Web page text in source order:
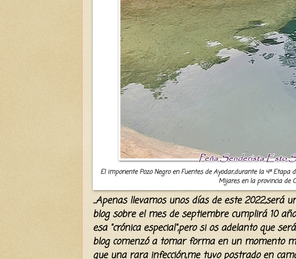
El imponente Pozo Negro en Fuentes de Ayodar,durante la 4ª
Mijares en la provincia de
...Apenas llevamos unos días de este 2022,será
blog sobre el mes de septiembre cumplirá 10
esa "crónica especial",pero si os adelanto queserá
blog comenzó a tomar forma en un momento
que una rara infección,me tuvo postrado en